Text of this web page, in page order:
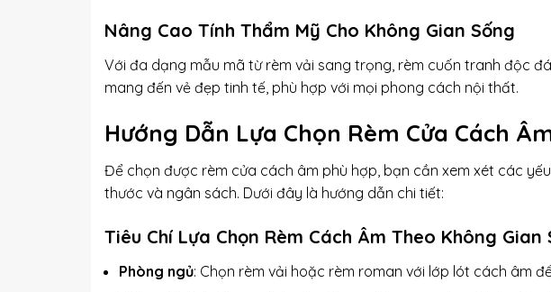
Nâng Cao Tính Thẩm Mỹ Cho Không Gian Sống
Với đa dạng mẫu mã từ rèm vải sang trọng, rèm cuốn tranh độc
mang đến vẻ đẹp tinh tế, phù hợp với mọi phong cách nội thất.
Hướng Dẫn Lựa Chọn Rèm Cửa Cách
Để chọn được rèm cửa cách âm phù hợp, bạn cần xem xét các
thước và ngân sách. Dưới đây là hướng dẫn chi tiết:
Tiêu Chí Lựa Chọn Rèm Cách Âm Theo Không Gian
Phòng ngủ: Chọn rèm vải hoặc rèm roman với lớp lót cách âm